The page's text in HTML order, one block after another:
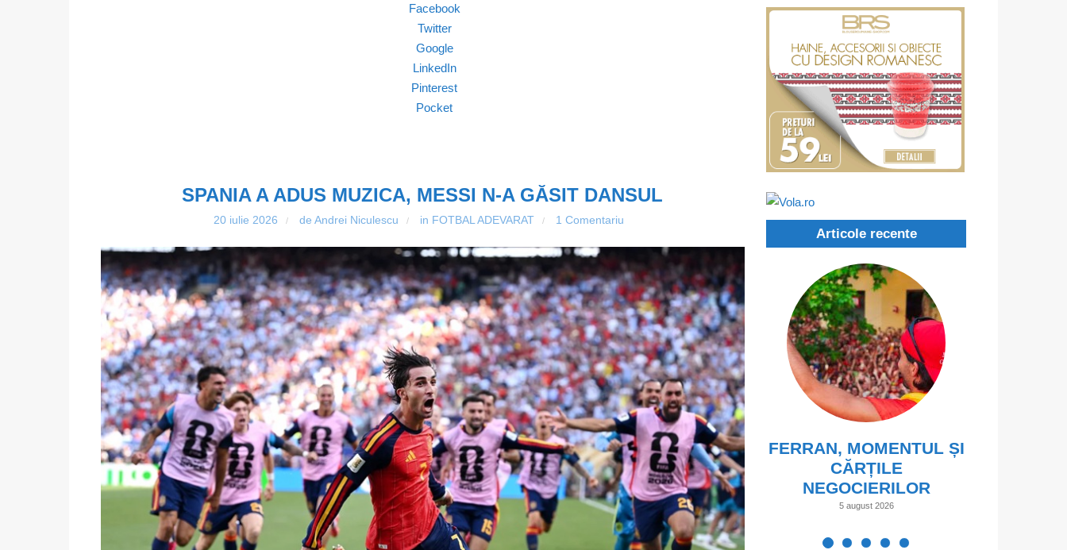
Facebook
Twitter
Google
LinkedIn
Pinterest
Pocket
SPANIA A ADUS MUZICA, MESSI N-A GĂSIT DANSUL
20 iulie 2026 / de Andrei Niculescu / in FOTBAL ADEVARAT / 1 Comentariu
Articole recente
FERRAN, MOMENTUL ȘI
CĂRȚILE
NEGOCIERILOR
5 august 2026